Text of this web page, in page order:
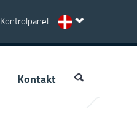
Kontrolpanel
Kontakt